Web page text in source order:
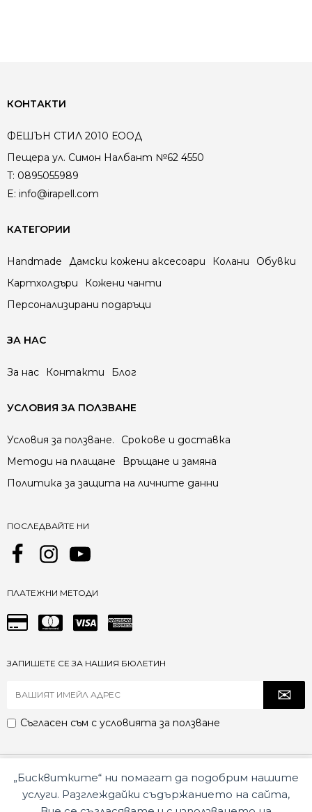
КОНТАКТИ
ФЕШЪН СТИЛ 2010 ЕООД
Пещера ул. Симон Налбант №62 4550
T: 0895055989
E: info@irapell.com
КАТЕГОРИИ
Handmade Дамски кожени аксесоари Колани
Обувки
Картхолдъри
Кожени чанти
Персонализирани подаръци
ЗА НАС
За нас Контакти Блог
УСЛОВИЯ ЗА ПОЛЗВАНЕ
Условия за ползване.
Срокове и доставка
Методи на плащане
Връщане и замяна
Политика за защита на личните данни
ПОСЛЕДВАЙТЕ НИ
ПЛАТЕЖНИ МЕТОДИ
ЗАПИШЕТЕ СЕ ЗА НАШИЯ БЮЛЕТИН
Съгласен съм с условията за ползване
© 2026 Irapell.com Всички права запазениPower by WPS
При спор, който не може да бъде решен съвместно с избрания
„Бисквитките“ ни помагат да подобрим нашите
услуги. Разглеждайки съдържанието на сайта,